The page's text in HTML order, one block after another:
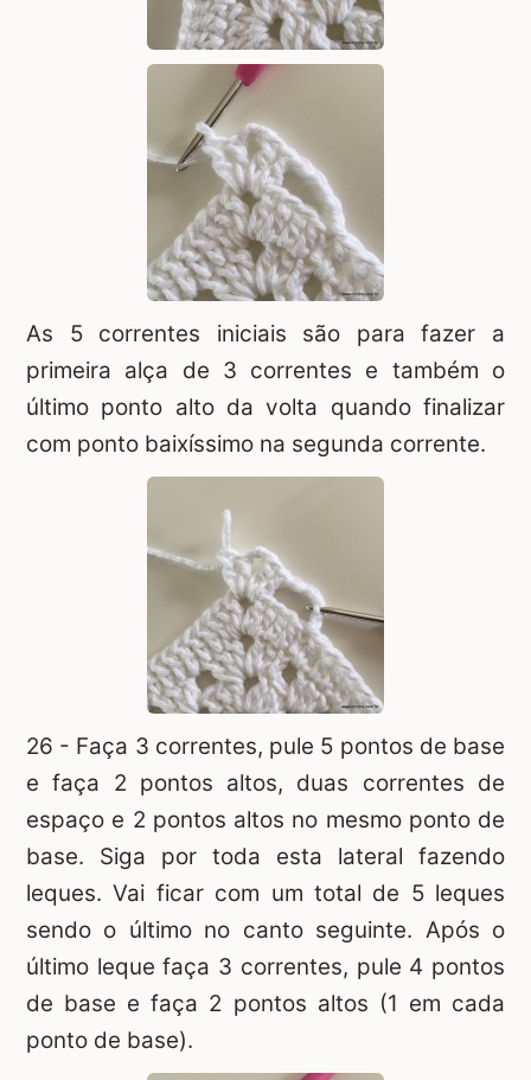
As 5 correntes iniciais são para fazer a
primeira alça de 3 correntes e também o
último ponto alto da volta quando finalizar
com ponto baixíssimo na segunda corrente.
26 - Faça 3 correntes, pule 5 pontos de base
e faça 2 pontos altos, duas correntes de
espaço e 2 pontos altos no mesmo ponto de
base. Siga por toda esta lateral fazendo
leques. Vai ficar com um total de 5 leques
sendo o último no canto seguinte. Após o
último leque faça 3 correntes, pule 4 pontos
de base e faça 2 pontos altos (1 em cada
ponto de base).